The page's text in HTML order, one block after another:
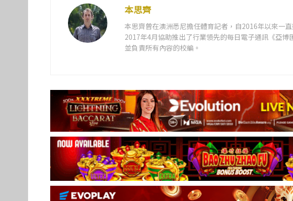
本思齊
本思齊曾在澳洲悉尼擔任體育記者，自2016年以來一
2017年4月協助推出了行業領先的每日電子通訊《亞博
並負責所有內容的校編。